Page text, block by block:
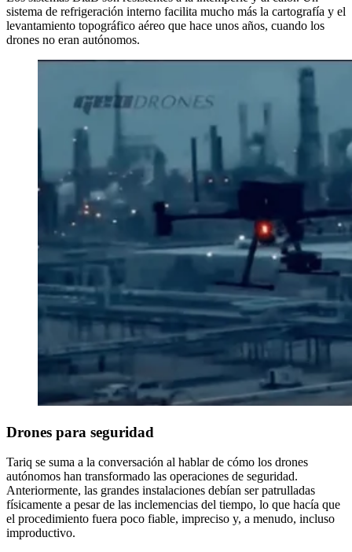
sistema de refrigeración interno facilita mucho más la cartografía y el
levantamiento topográfico aéreo que hace unos años, cuando los
drones no eran autónomos.
Drones para seguridad
Tariq se suma a la conversación al hablar de cómo los drones
autónomos han transformado las operaciones de seguridad.
Anteriormente, las grandes instalaciones debían ser patrulladas
físicamente a pesar de las inclemencias del tiempo, lo que hacía que
el procedimiento fuera poco fiable, impreciso y, a menudo, incluso
improductivo.